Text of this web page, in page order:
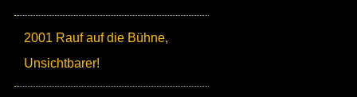
2001 Rauf auf die Bühne,
Unsichtbarer!